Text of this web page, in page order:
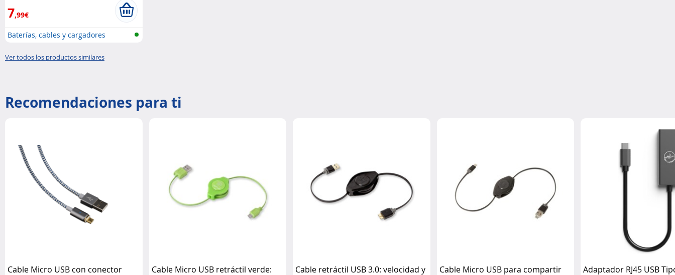
7,99€
Baterías, cables y cargadores
Ver todos los productos similares
Recomendaciones para ti
Cable Micro USB con conector Cable Micro USB retráctil verde: Cable retráctil USB 3.0: velocidad y Cable Micro USB para compartir Adaptador RJ45 USB